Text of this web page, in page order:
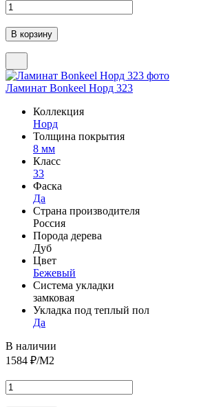
Ламинат Bonkeel Норд 323
Коллекция
Норд
Толщина покрытия
8 мм
Класс
33
Фаска
Да
Страна производителя
Россия
Порода дерева
Дуб
Цвет
Бежевый
Система укладки
замковая
Укладка под теплый пол
Да
В наличии
1584 ₽/М2